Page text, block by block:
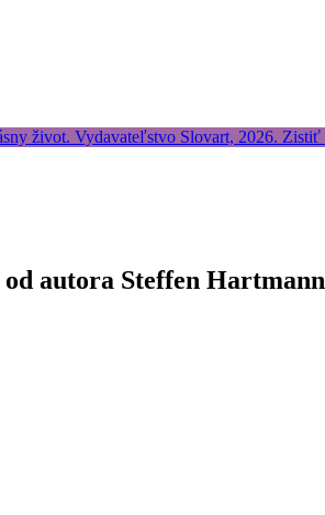
autora Steffen Hartmann